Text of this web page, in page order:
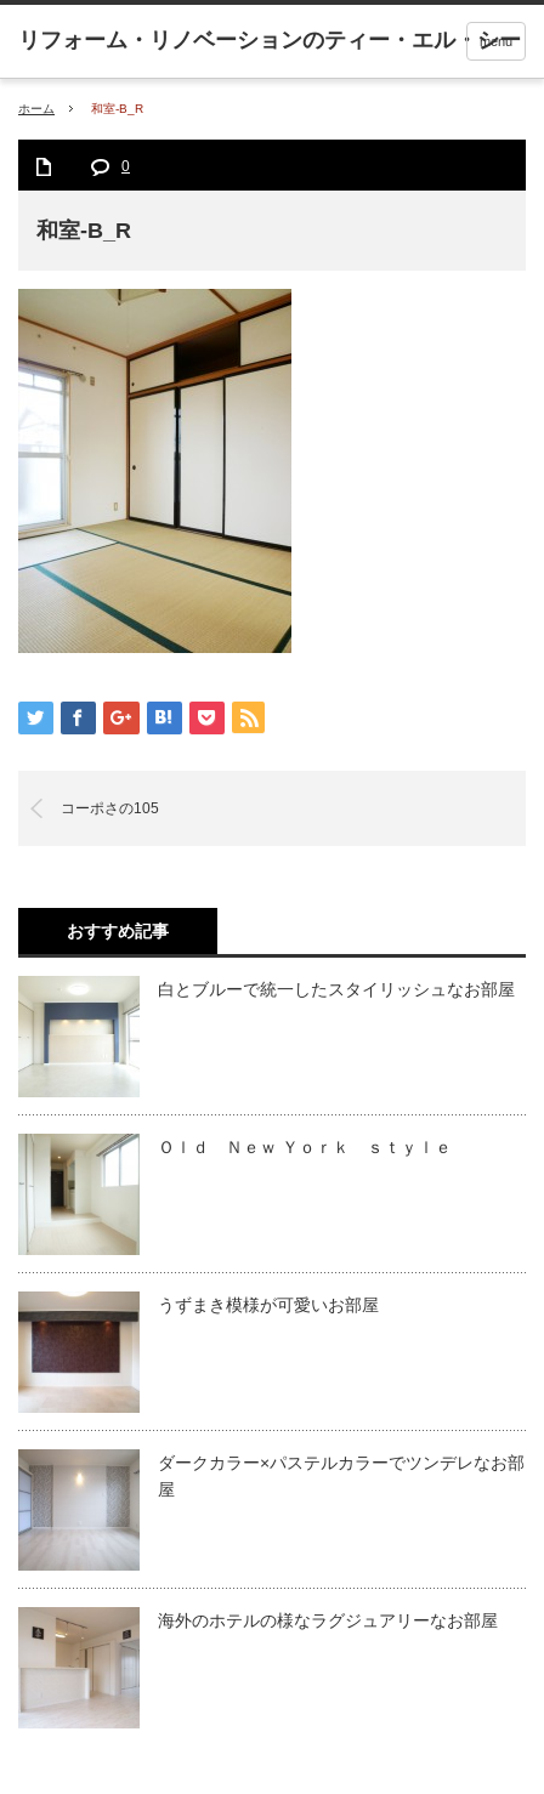
menu
ホーム 和室-B_R
0
和室-B_R
コーポさの105
おすすめ記事
白とブルーで統一したスタイリッシュなお部屋
Ｏｌｄ Ｎｅｗ Ｙｏｒｋ ｓｔｙｌｅ
うずまき模様が可愛いお部屋
ダークカラー×パステルカラーでツンデレなお部
屋
海外のホテルの様なラグジュアリーなお部屋